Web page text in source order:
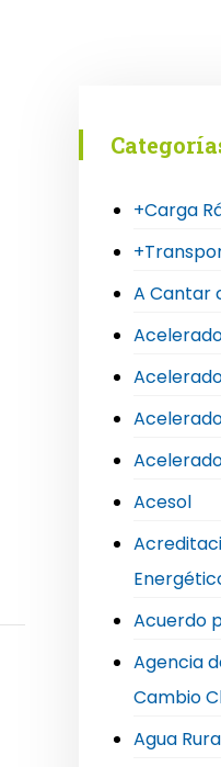
+Carga
A Cantar
Acesol
Acuerdo
Agencia
Cambio
Agua